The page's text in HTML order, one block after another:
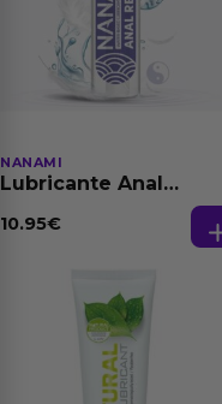
NANAMI
Lubricante Anal
Dilatación Base Agua
10.95€